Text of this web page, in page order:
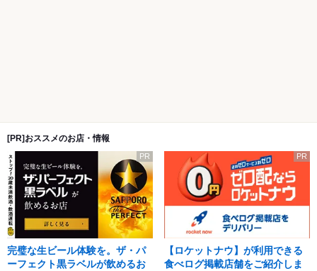
[PR]おススメのお店・情報
PR
完璧な生ビール体験を。ザ・パ
ーフェクト黒ラベルが飲めるお
PR
【ロケットナウ】が利用できる
食べログ掲載店舗をご紹介しま